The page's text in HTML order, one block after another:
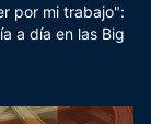
por mi trabajo":
a día en las Big